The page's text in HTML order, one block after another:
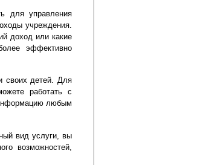
для управления
учреждения.
доход или какие
эффективно
своих детей. Для
работать с
любым
вид услуги, вы
возможностей,